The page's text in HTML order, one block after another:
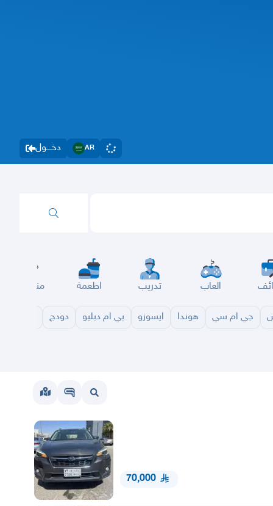
دخــــول AR
العاب تدريب اطعمة مناسبات
جي ام سي هوندا ايسوزو بي ام دبليو دودج
70,000